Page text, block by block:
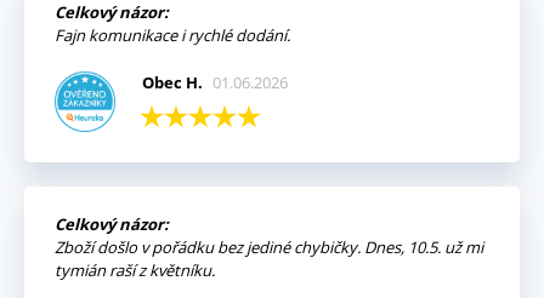
Celkový názor:
Fajn komunikace i rychlé dodání.
Obec H. 01.06.2026
Celkový názor:
Zboží došlo v pořádku bez jediné chybičky. Dnes, 10.5. už mi
tymián raší z květníku.